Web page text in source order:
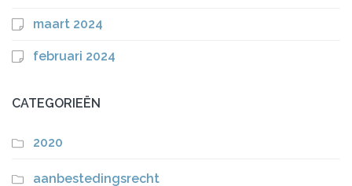
maart 2024
februari 2024
CATEGORIEËN
2020
aanbestedingsrecht